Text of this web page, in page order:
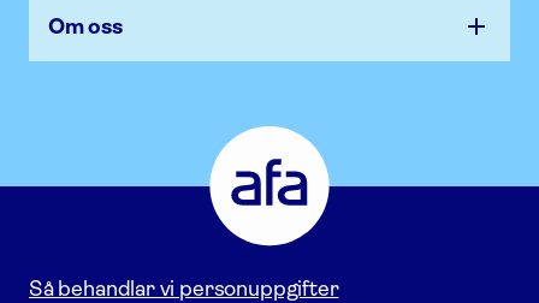
Om oss
Försäkring
Gå
till
startsidan
Så behandlar vi personuppgifter